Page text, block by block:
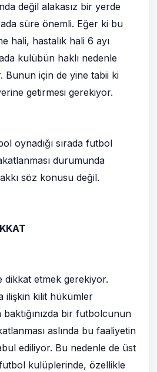
değil alakasız bir yerde
süre önemli. Eğer ki bu
hali, hastalık hali 6 ayı
kulübün haklı nedenle
Bunun için de yine tabii ki
getirmesi gerekiyor.
oynadığı sırada futbol
durumunda
söz konusu değil.
dikkat etmek gerekiyor.
ilişkin kilit hükümler
bir futbolcunun
aslında bu faaliyetin
ediliyor. Bu nedenle de üst
kulüplerinde, özellikle